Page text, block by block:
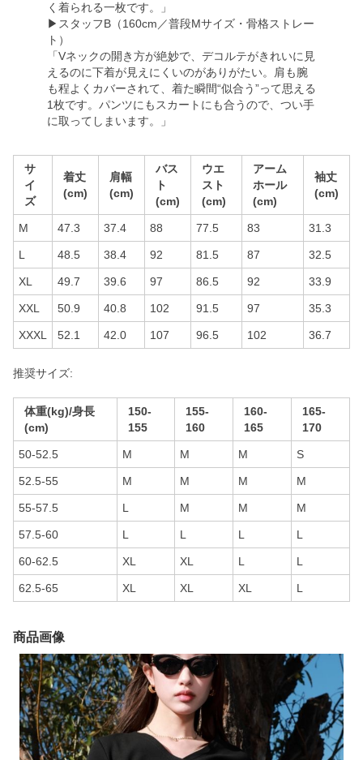
く着られる一枚です。」
▶︎スタッフB（160cm／普段Mサイズ・骨格ストレー
ト）
「Vネックの開き方が絶妙で、デコルテがきれいに見
えるのに下着が見えにくいのがありがたい。肩も腕
も程よくカバーされて、着た瞬間“似合う”って思える
1枚です。パンツにもスカートにも合うので、つい手
に取ってしまいます。」
サ
イ
ズ
着丈
(cm)
肩幅
(cm)
バス
ト
(cm)
ウエ
スト
(cm)
アーム
ホール
(cm)
袖丈
(cm)
M 47.3 37.4 88 77.5 83 31.3
L 48.5 38.4 92 81.5 87 32.5
XL 49.7 39.6 97 86.5 92 33.9
XXL 50.9 40.8 102 91.5 97 35.3
XXXL 52.1 42.0 107 96.5 102 36.7
推奨サイズ:
体重(kg)/身長
(cm)
150-
155
155-
160
160-
165
165-
170
50-52.5 M M M S
52.5-55 M M M M
55-57.5 L M M M
57.5-60 L L L L
60-62.5 XL XL L L
62.5-65 XL XL XL L
商品画像